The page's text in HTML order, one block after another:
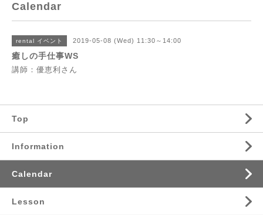
Calendar
rental イベント 2019-05-08 (Wed) 11:30～14:00
癒しの手仕事WS
講師：優恵利さん
Top
Information
Calendar
Lesson